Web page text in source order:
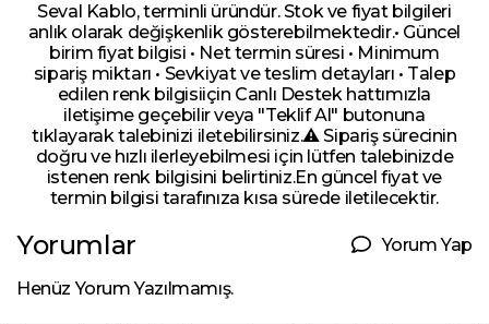
Seval Kablo, terminli üründür. Stok ve fiyat bilgileri
anlık olarak değişkenlik gösterebilmektedir.• Güncel
birim fiyat bilgisi • Net termin süresi • Minimum
sipariş miktarı • Sevkiyat ve teslim detayları • Talep
edilen renk bilgisiiçin Canlı Destek hattımızla
iletişime geçebilir veya "Teklif Al" butonuna
tıklayarak talebinizi iletebilirsiniz.⚠️ Sipariş sürecinin
doğru ve hızlı ilerleyebilmesi için lütfen talebinizde
istenen renk bilgisini belirtiniz.En güncel fiyat ve
termin bilgisi tarafınıza kısa sürede iletilecektir.
Yorumlar Yorum Yap
Henüz Yorum Yazılmamış.